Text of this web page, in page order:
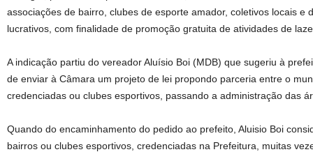
associações de bairro, clubes de esporte amador, coletivos locais e
lucrativos, com finalidade de promoção gratuita de atividades de
A indicação partiu do vereador Aluísio Boi (MDB) que sugeriu à
de enviar à Câmara um projeto de lei propondo parceria entre o
credenciadas ou clubes esportivos, passando a administração das
Quando do encaminhamento do pedido ao prefeito, Aluisio Boi
bairros ou clubes esportivos, credenciadas na Prefeitura, muitas